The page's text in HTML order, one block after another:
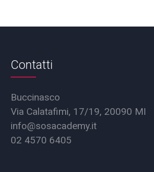
Contatti
Buccinasco
Via Calatafimi, 17/19, 20090 MI
info@sosacademy.it
02 4570 6405